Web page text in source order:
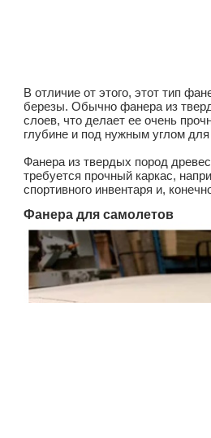
В отличие от этого, этот тип
березы. Обычно фанера из
слоев, что делает ее очень
глубине и под нужным углом
Фанера из твердых пород
требуется прочный каркас,
спортивного инвентаря и,
Фанера для самолетов